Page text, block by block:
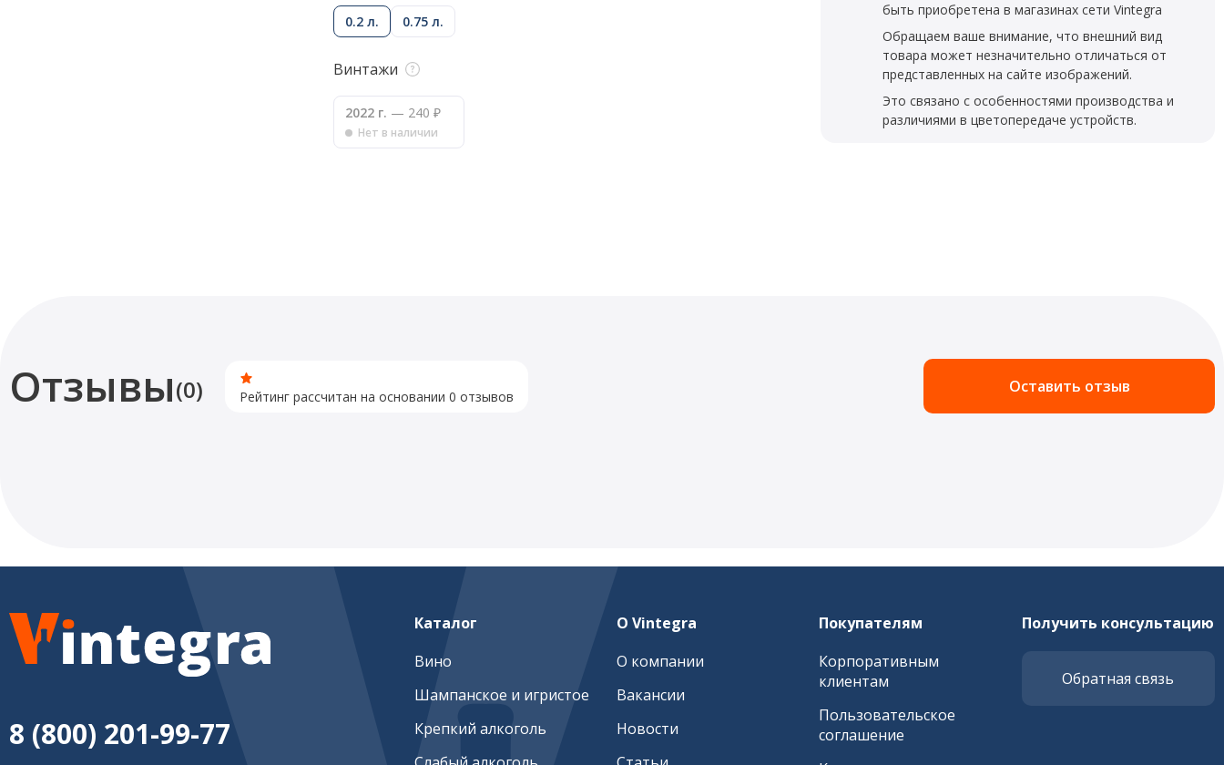
0.2 л. 0.75 л.
Винтажи
2022 г. — 240 ₽
Нет в наличии
быть приобретена в магазинах сети Vintegra
Обращаем ваше внимание, что внешний вид
товара может незначительно отличаться от
представленных на сайте изображений.
Это связано с особенностями производства и
различиями в цветопередаче устройств.
Отзывы(0) Рейтинг рассчитан на основании 0 отзывов Оставить отзыв
8 (800) 201-99-77
Каталог
Вино
Шампанское и игристое
Крепкий алкоголь
О Vintegra
О компании
Вакансии
Новости
Покупателям
Корпоративным
клиентам
Пользовательское
соглашение
Получить консультацию
Обратная связь